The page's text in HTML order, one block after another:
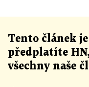
Tento článek je
předplatíte
všechny naše